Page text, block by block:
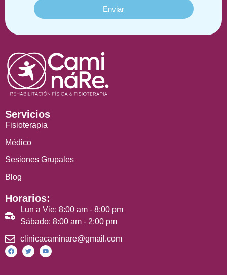
Enviar
Servicios
Fisioterapia
Médico
Sesiones Grupales
Blog
Horarios:
Lun a Vie: 8:00 am - 8:00 pm
Sábado: 8:00 am - 2:00 pm
clinicacaminare@gmail.com